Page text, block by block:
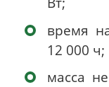
время
12 000 ч;
масса